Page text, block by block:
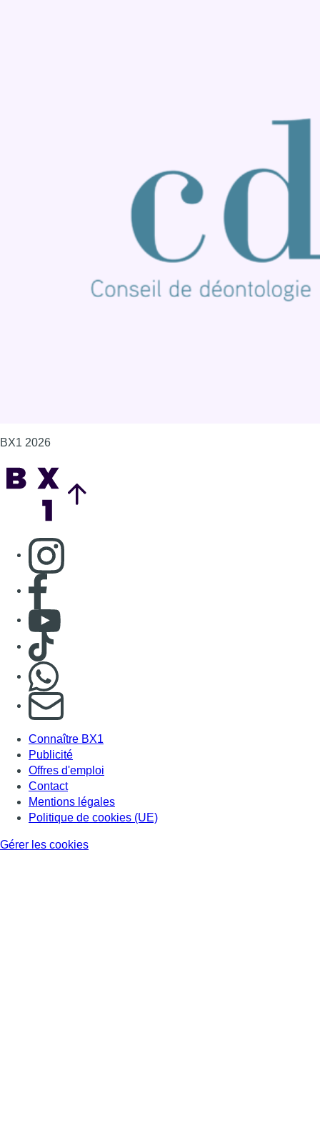
BX1 2026
Consulter page Instagram
Consulter page Facebook
Consulter Youtube
Consulter TikTok
S'abonner à notre newsletter
Connaître BX1
Publicité
Offres d'emploi
Contact
Mentions légales
Politique de cookies (UE)
Gérer les cookies